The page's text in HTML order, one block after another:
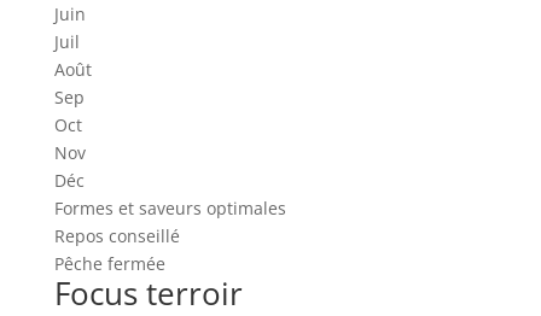
Juin
Juil
Août
Sep
Oct
Nov
Déc
Formes et saveurs optimales
Repos conseillé
Pêche fermée
Focus terroir